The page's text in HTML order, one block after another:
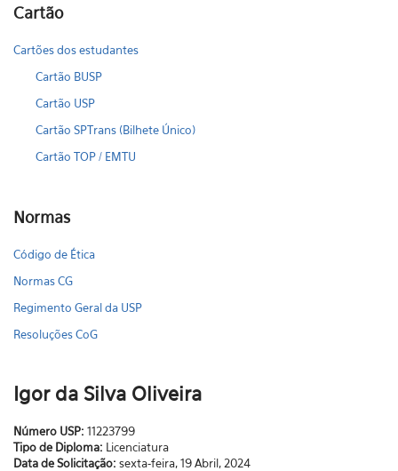
Cartão
Cartões dos estudantes
Cartão BUSP
Cartão USP
Cartão SPTrans (Bilhete Único)
Cartão TOP / EMTU
Normas
Código de Ética
Normas CG
Regimento Geral da USP
Resoluções CoG
Igor da Silva Oliveira
Número USP: 11223799
Tipo de Diploma: Licenciatura
Data de Solicitação: sexta-feira, 19 Abril, 2024